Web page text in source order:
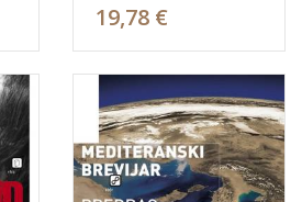
19,78 €